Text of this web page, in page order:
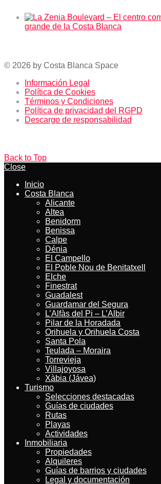
© 2026 by Costa Blanca Space
Información Legal
Política de Cookies
Términos y Condiciones
Política de privacidad del RGPD
Descargo de responsabilidad
Back to Top
Close
Inicio
Costa Blanca
Alicante
Altea
Benidorm
Benissa
Calpe
Dénia
El Campello
El Poble Nou de Benitatxell
Elche
Finestrat
Guadalest
Guardamar del Segura
L’Alfàs del Pi – L’Albir
Pilar de la Horadada
Orihuela y Orihuela Costa
Santa Pola
Teulada – Moraira
Torrevieja
Villajoyosa
Xàbia (Jávea)
Turismo
Selecciones destacadas
Guías de ciudades
Rutas
Playas
Actividades
Inmobiliaria
Propiedades
Alquileres
Guías de barrios y ciudades
Legal y documentación